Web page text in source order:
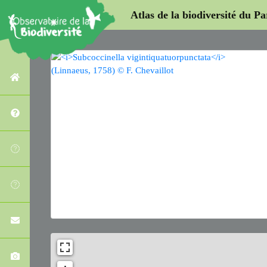
Atlas de la biodiversité du